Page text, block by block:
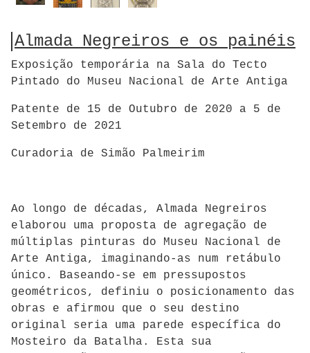
Almada Negreiros e os painéis
Exposição temporária na Sala do Tecto
Pintado do Museu Nacional de Arte Antiga
Patente de 15 de Outubro de 2020 a 5 de
Setembro de 2021
Curadoria de Simão Palmeirim
Ao longo de décadas, Almada Negreiros
elaborou uma proposta de agregação de
múltiplas pinturas do Museu Nacional de
Arte Antiga, imaginando-as num retábulo
único. Baseando-se em pressupostos
geométricos, definiu o posicionamento das
obras e afirmou que o seu destino
original seria uma parede específica do
Mosteiro da Batalha . Esta sua